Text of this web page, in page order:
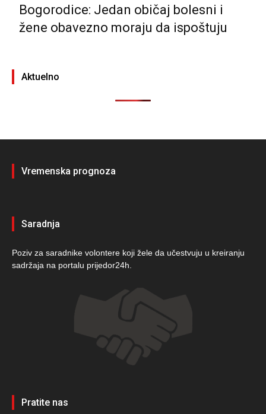
Bogorodice: Jedan običaj bolesni i
žene obavezno moraju da ispoštuju
Aktuelno
Vremenska prognoza
Saradnja
Poziv za saradnike volontere koji žele da učestvuju u kreiranju
sadržaja na portalu prijedor24h.
Pratite nas